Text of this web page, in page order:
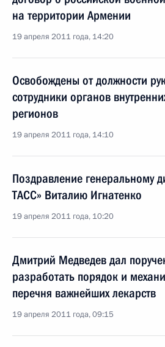
на территории Армении
19 апреля 2011 года, 14:20
Освобождены от должности
сотрудники органов
регионов
19 апреля 2011 года, 14:10
Поздравление генеральному
ТАСС» Виталию Игнатенко
19 апреля 2011 года, 10:20
Дмитрий Медведев дал
разработать порядок и
перечня важнейших лекарств
19 апреля 2011 года, 09:15